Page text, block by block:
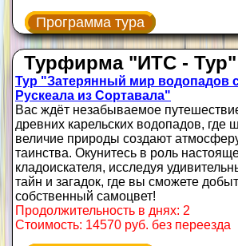
Программа тура
Турфирма "ИТС - Тур"
Тур "Затерянный мир водопадов
Рускеала из Сортавала"
Вас ждёт незабываемое
древних карельских водопадов, где
величие природы создают
таинства. Окунитесь в роль
кладоискателя, исследуя
тайн и загадок, где вы сможете
собственный самоцвет!
Продолжительность в днях: 2
Стоимость: 14570 руб. без переезда